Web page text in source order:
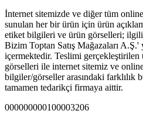
İnternet sitemizde ve diğer tüm online
sunulan her bir ürün için ürün
etiket bilgileri ve ürün görselleri;
Bizim Toptan Satış Mağazaları
içermektedir. Teslimi
görselleri ile internet sitemiz ve
bilgiler/görseller arasındaki farklılık
tamamen tedarikçi firmaya aittir.
000000000100003206